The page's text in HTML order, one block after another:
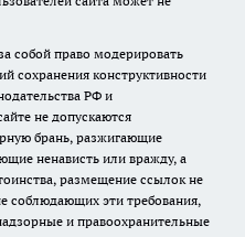
собой право модерировать
сохранения конструктивности
РФ и
не допускаются
брань, разжигающие
ненависть или вражду, а
размещение ссылок не
соблюдающих эти требования,
и правоохранительные